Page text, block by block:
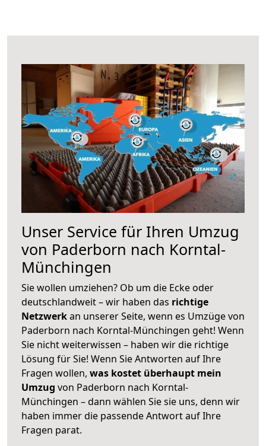
Unser Service für Ihren Umzug
von Paderborn nach Korntal-
Münchingen
Sie wollen umziehen? Ob um die Ecke oder
deutschlandweit – wir haben das richtige
Netzwerkan unserer Seite, wenn es Umzüge von
Paderborn nach Korntal-Münchingen geht! Wenn
Sie nicht weiterwissen – haben wir die richtige
Lösung für Sie! Wenn Sie Antworten auf Ihre
Fragen wollen, was kostet überhaupt mein
Umzug von Paderborn nach Korntal-
Münchingen – dann wählen Sie sie uns, denn wir
haben immer die passende Antwort auf Ihre
Fragen parat.